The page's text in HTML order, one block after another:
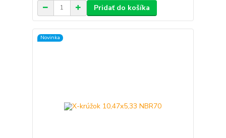
Pridať do košíka
Novinka